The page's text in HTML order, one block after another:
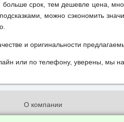
срок, тем дешевле цена,
можно сэкономить
и оригинальности
или по телефону, уверены, мы
О компании